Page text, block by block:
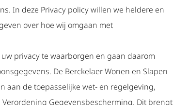
In deze Privacy policy willen we heldere en
over hoe wij omgaan met
privacy te waarborgen en gaan daarom
De Berckelaer Wonen en Slapen
aan de toepasselijke wet- en regelgeving,
Gegevensbescherming. Dit brengt